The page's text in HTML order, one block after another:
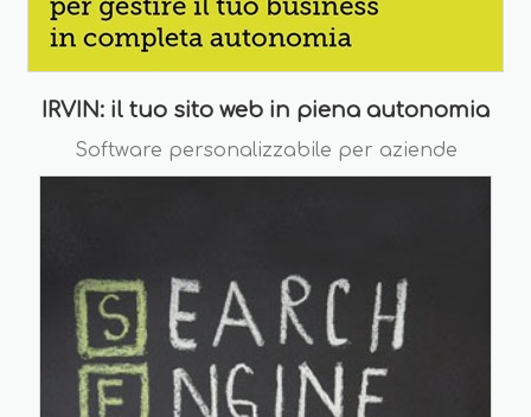
IRVIN: il tuo sito web in piena autonomia
Software personalizzabile per aziende